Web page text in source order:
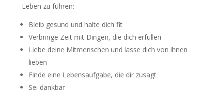
Leben zu führen:
Bleib gesund und halte dich fit
Verbringe Zeit mit Dingen, die dich erfüllen
Liebe deine Mitmenschen und lasse dich von ihnen
lieben
Finde eine Lebensaufgabe, die dir zusagt
Sei dankbar